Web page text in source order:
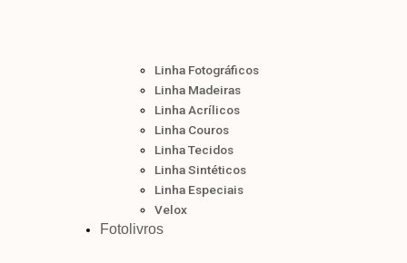
Linha Fotográficos
Linha Madeiras
Linha Acrílicos
Linha Couros
Linha Tecidos
Linha Sintéticos
Linha Especiais
Velox
Fotolivros